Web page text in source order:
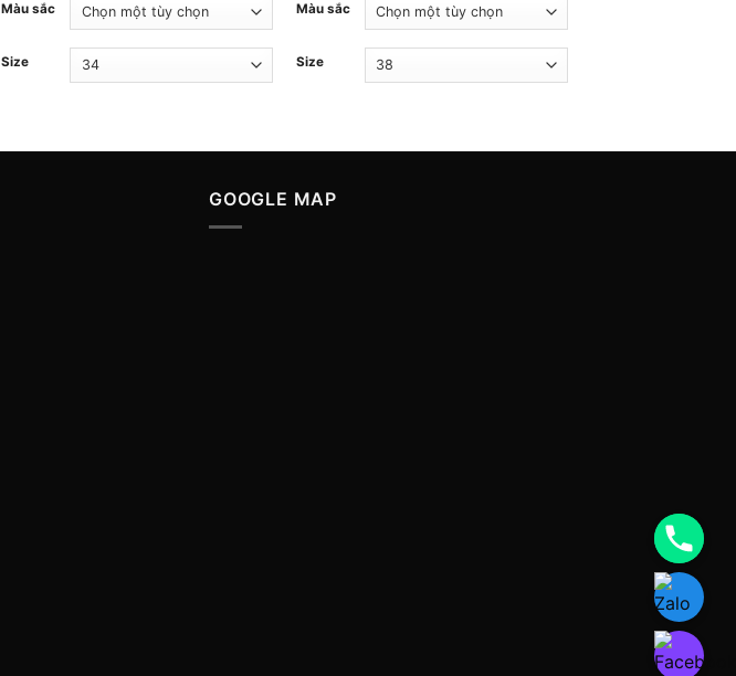
Màu sắc
Size
Màu sắc
Size
GOOGLE MAP